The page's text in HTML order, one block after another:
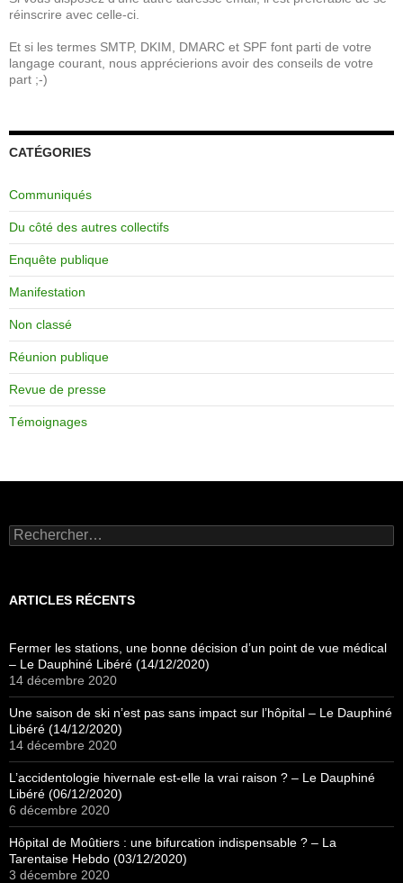
réinscrire avec celle-ci.
Et si les termes SMTP, DKIM, DMARC et SPF font parti de votre
langage courant, nous apprécierions avoir des conseils de votre
part ;-)
CATÉGORIES
Communiqués
Du côté des autres collectifs
Enquête publique
Manifestation
Non classé
Réunion publique
Revue de presse
Témoignages
Rechercher :
ARTICLES RÉCENTS
Fermer les stations, une bonne décision d’un point de vue médical
– Le Dauphiné Libéré (14/12/2020)
14 décembre 2020
Une saison de ski n’est pas sans impact sur l’hôpital – Le Dauphiné
Libéré (14/12/2020)
14 décembre 2020
L’accidentologie hivernale est-elle la vrai raison ? – Le Dauphiné
Libéré (06/12/2020)
6 décembre 2020
Hôpital de Moûtiers : une bifurcation indispensable ? – La
Tarentaise Hebdo (03/12/2020)
3 décembre 2020